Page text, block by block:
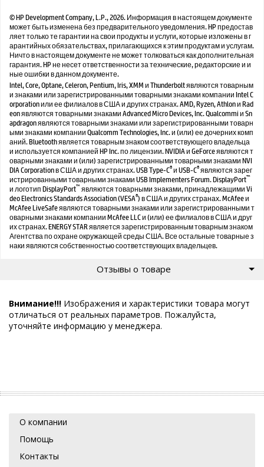
© HP Development Company, L.P., 2026. Информация в настоящем документе
может быть изменена без предварительного уведомления. HP предостав
ляет только те гарантии на свои продукты и услуги, которые изложены в г
арантийных обязательствах, прилагающихся к этим продуктам и услугам.
Ничто в настоящем документе не может толковаться как дополнительная
гарантия. HP не несет ответственности за технические, редакторские и и
ные ошибки в данном документе.
Intel, Core, Optane, Celeron, Pentium, Iris, XMM и Thunderbolt являются товарным
и знаками или зарегистрированными товарными знаками компании Intel C
orporation или ее филиалов в США и других странах. AMD, Ryzen, Athlon и Rad
eon являются товарными знаками Advanced Micro Devices, Inc. Qualcommi и Sn
apdragon являются товарными знаками или зарегистрированными товарн
ыми знаками компании Qualcomm Technologies, Inc. и (или) ее дочерних комп
аний. Bluetooth является товарным знаком соответствующего владельца
и используется компанией HP Inc. по лицензии. NVIDIA и GeForce являются т
оварными знаками и (или) зарегистрированными товарными знаками NVI
DIA Corporation в США и других странах. USB Type-C®и USB-C®являются зарег
истрированными товарными знаками USB Implementers Forum. DisplayPort™
и логотип DisplayPort™являются товарными знаками, принадлежащими Vi
deo Electronics Standards Association (VESA®) в США и других странах. McAfee и
McAfee LiveSafe являются товарными знаками или зарегистрированными т
оварными знаками компании McAfee LLC и (или) ее филиалов в США и друг
их странах. ENERGY STAR является зарегистрированным товарным знаком
Агентства по охране окружающей среды США. Все остальные товарные з
наки являются собственностью соответствующих владельцев.
Отзывы о товаре
Внимание!!! Изображения и характеристики товара могут
отличаться от реальных параметров. Пожалуйста,
уточняйте информацию у менеджера.
О компании
Помощь
Контакты